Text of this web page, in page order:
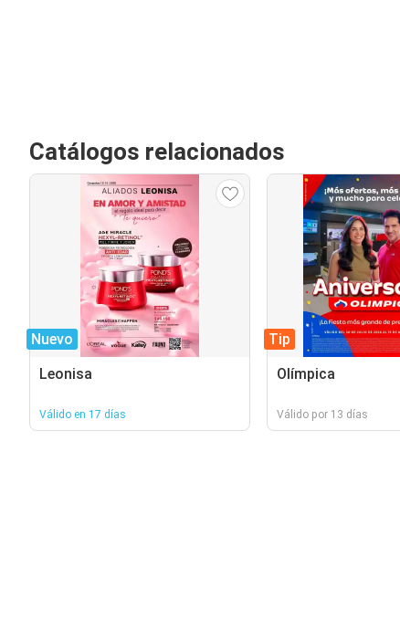
Catálogos relacionados
Nuevo
Leonisa
Válido en 17 días
Tip
Olímpica
Válido por 13 días